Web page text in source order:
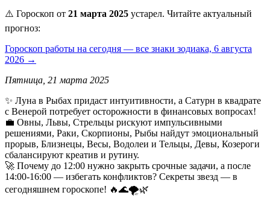
⚠️ Гороскоп от 21 марта 2025 устарел. Читайте актуальный
прогноз:
Гороскоп работы на сегодня — все знаки зодиака, 6 августа
2026 →
Пятница, 21 марта 2025
✨ Луна в Рыбах придаст интуитивности, а Сатурн в квадрате
с Венерой потребует осторожности в финансовых вопросах!
💼 Овны, Львы, Стрельцы рискуют импульсивными
решениями, Раки, Скорпионы, Рыбы найдут эмоциональный
прорыв, Близнецы, Весы, Водолеи и Тельцы, Девы, Козероги
сбалансируют креатив и рутину.
🚀 Почему до 12:00 нужно закрыть срочные задачи, а после
14:00-16:00 — избегать конфликтов? Секреты звезд — в
сегодняшнем гороскопе! 🔥🌊🌪️🌿